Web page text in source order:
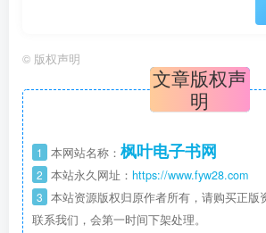
© 版权声明
文章版权声
明
1 本网站名称： 枫叶电子书网
2 本站永久网址： https://www.fyw28.com
3 本站资源版权归原作者所有，请购买正版
联系我们，会第一时间下架处理。